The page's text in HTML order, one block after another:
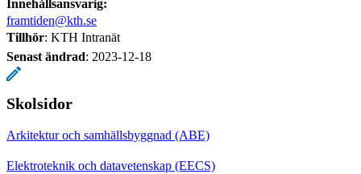
Innehållsansvarig:
framtiden@kth.se
Tillhör: KTH Intranät
Senast ändrad: 2023-12-18
Skolsidor
Arkitektur och samhällsbyggnad (ABE)
Elektroteknik och datavetenskap (EECS)